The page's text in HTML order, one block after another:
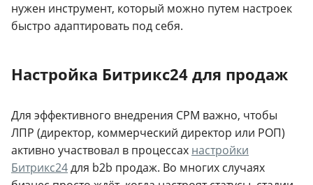
нужен инструмент, который можно путем настроек
быстро адаптировать под себя.
Настройка Битрикс24 для продаж
Для эффективного внедрения СРМ важно, чтобы
ЛПР (директор, коммерческий директор или РОП)
активно участвовал в процессах настройки
Битрикс24для b2b продаж. Во многих случаях